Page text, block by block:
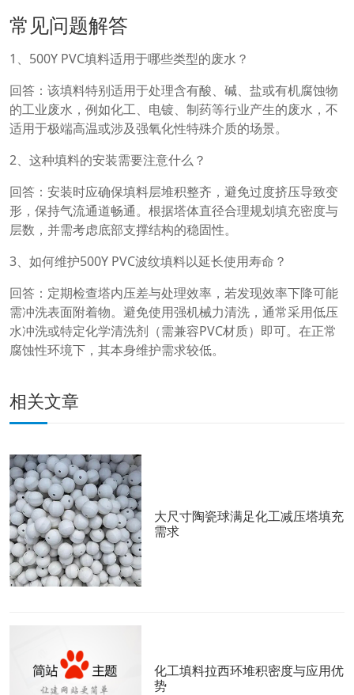
常见问题解答
1、500Y PVC填料适用于哪些类型的废水？
回答：该填料特别适用于处理含有酸、碱、盐或有机腐蚀物
的工业废水，例如化工、电镀、制药等行业产生的废水，不
适用于极端高温或涉及强氧化性特殊介质的场景。
2、这种填料的安装需要注意什么？
回答：安装时应确保填料层堆积整齐，避免过度挤压导致变
形，保持气流通道畅通。根据塔体直径合理规划填充密度与
层数，并需考虑底部支撑结构的稳固性。
3、如何维护500Y PVC波纹填料以延长使用寿命？
回答：定期检查塔内压差与处理效率，若发现效率下降可能
需冲洗表面附着物。避免使用强机械力清洗，通常采用低压
水冲洗或特定化学清洗剂（需兼容PVC材质）即可。在正常
腐蚀性环境下，其本身维护需求较低。
相关文章
大尺寸陶瓷球满足化工减压塔填充
需求
化工填料拉西环堆积密度与应用优
势